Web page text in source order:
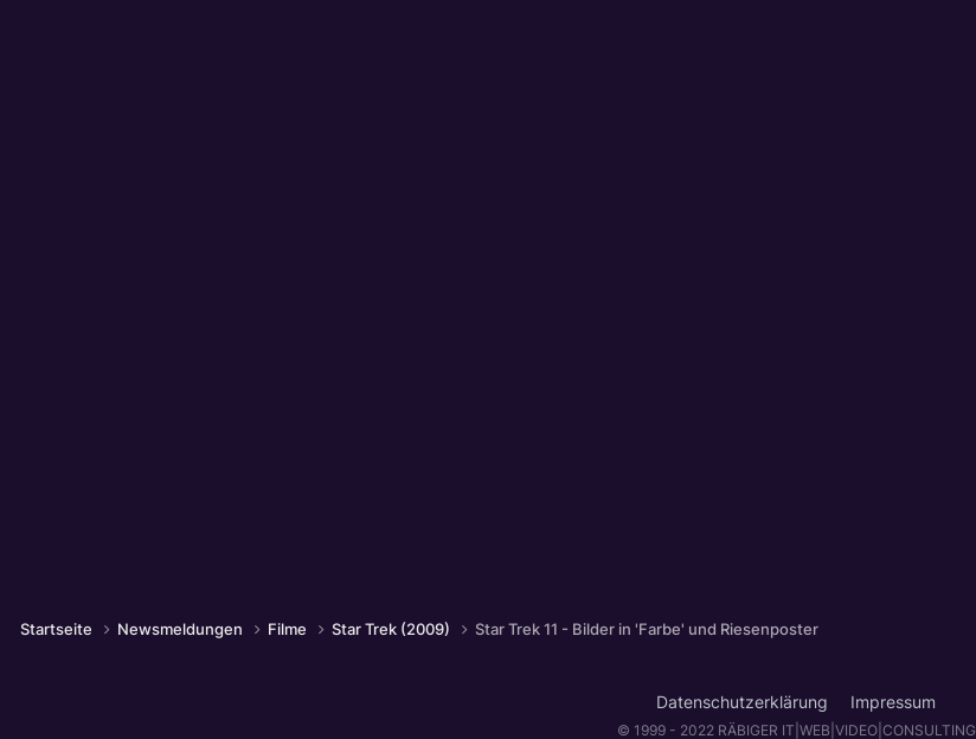
Startseite Newsmeldungen Filme Star Trek (2009) Star Trek 11 - Bilder in 'Farbe' und Riesenposter
Datenschutzerklärung Impressum
© 1999 - 2022 RÄBIGER IT|WEB|VIDEO|CONSULTING